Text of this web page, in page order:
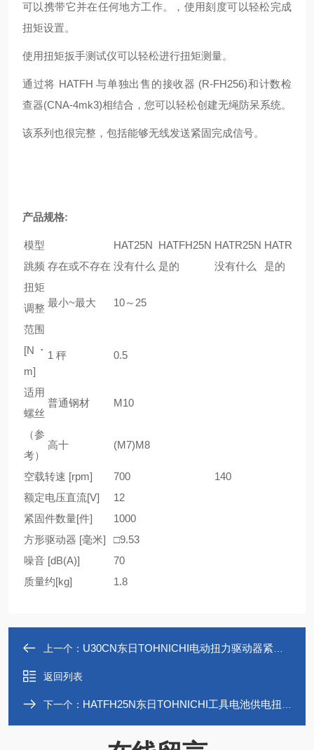
可以携带它并在任何地方工作。，使用刻度可以轻松完成
扭矩设置。
使用扭矩扳手测试仪可以轻松进行扭矩测量。
通过将 HATFH 与单独出售的接收器 (R-FH256)和计数检
查器(CNA-4mk3)相结合，您可以轻松创建无绳防呆系统。
该系列也很完整，包括能够无线发送紧固完成信号。
产品规格:
模型 HAT25N HATFH25N HATR25N
跳频 存在或不存在 没有什么 是的 没有什么
是的
扭矩
调整
范围
[N･
m]
最小~最大 10～25
1 秤 0.5
适用
螺丝
（参
考）
普通钢材 M10
高十 (M7)M8
空载转速 [rpm] 700
140
额定电压直流[V]
12
紧固件数量[件]
1000
方形驱动器 [毫米]
□9.53
噪音 [dB(A)]
70
质量约[kg]
1.8
上一个： U30CN东日TOHNICHI电动扭力驱动器紧固起子
返回列表
下一个： HATFH25N东日TOHNICHI工具电池供电扭力螺丝刀